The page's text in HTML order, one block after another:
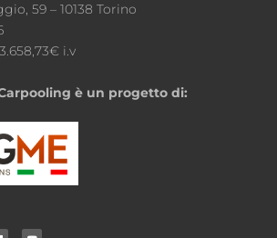
59 – 10138 Torino
i.v
è un progetto di: